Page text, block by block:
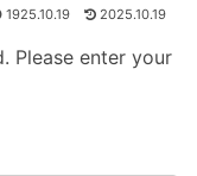
1925.10.19 2025.10.19
Please enter your